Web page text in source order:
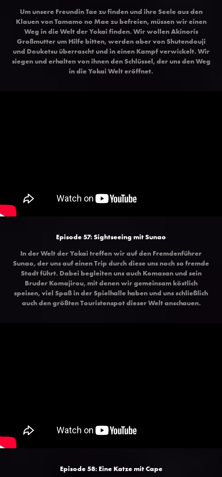
Um unsere Freundin Tae zu finden und ihre Seele aus den
Klauen von Tamamo no Mae zu befreien, müssen wir einen
Weg in die Welt der Yokai finden. Wir wollen Akinoris
Großmutter um Hilfe bitten, werden aber von Shutendouji
und Douketsu überrascht und in einen Kampf verwickelt. Wir
siegen und erhalten von ihnen den Schlüssel, der uns den Weg
in die Yokai Welt eröffnet.
Episode 57: Sightseeing mit Sunao
In der Welt der Yokai treffen wir auf den Fremdenführer
Sunao, der uns auf einen Trip durch diese uns noch so fremde
Stadt führt. Dabei begleiten uns auch Komasan und sein
Bruder Komajirou, mit denen wir gemeinsam köstlich
speisen, viel Spaß in der Spielhalle haben und uns schließlich
auch den größten Touristenspot dieser Welt anschauen.
Episode 58: Eine Katze mit Cape